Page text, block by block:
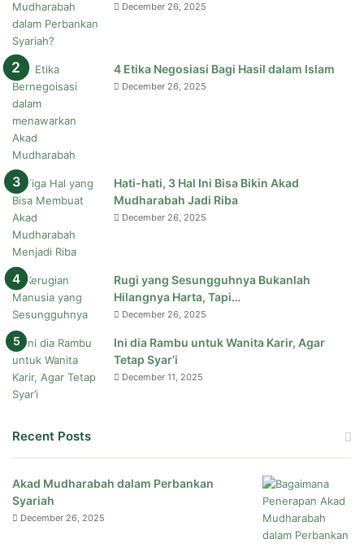
December 26, 2025
4 Etika Negosiasi Bagi Hasil dalam Islam
December 26, 2025
Hati-hati, 3 Hal Ini Bisa Bikin Akad
Mudharabah Jadi Riba
December 26, 2025
Rugi yang Sesungguhnya Bukanlah
Hilangnya Harta, Tapi…
December 26, 2025
Ini dia Rambu untuk Wanita Karir, Agar
Tetap Syar’i
December 11, 2025
Recent Posts
Akad Mudharabah dalam Perbankan
Syariah
December 26, 2025